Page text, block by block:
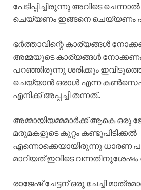
പേടിപ്പിച്ചിരുന്നു അവിടെ
ചെയ്യണം ഇങ്ങനെ ചെയ്യണം
ഭർത്താവിന്റെ കാര്യങ്ങൾ
അമ്മയുടെ കാര്യങ്ങൾ
പറഞ്ഞിരുന്നു ശരിക്കും
ചെയ്യാൻ ഒരാൾ എന്ന
എനിക്ക് അപ്പച്ചി തന്നത്..
അമ്മായിയമ്മമാർക്ക് ആകെ ഒരു
മരുമകളുടെ കുറ്റം കണ്ടുപിടിക്കൽ
എന്നൊക്കെയായിരുന്നു ധാരണ
മാറിയത് ഇവിടെ
രാജേഷ് ചേട്ടന് ഒരു ചേച്ചി